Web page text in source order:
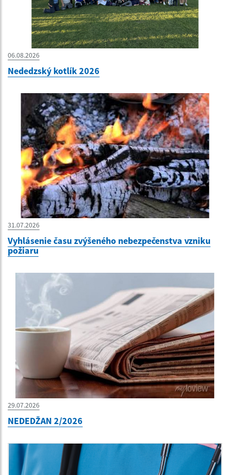
06.08.2026
Nededzský kotlík 2026
31.07.2026
Vyhlásenie času zvýšeného nebezpečenstva vzniku
požiaru
29.07.2026
NEDEDŽAN 2/2026